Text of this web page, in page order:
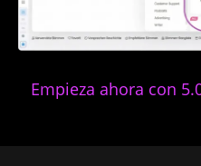
Netherlands
Empieza ahora con